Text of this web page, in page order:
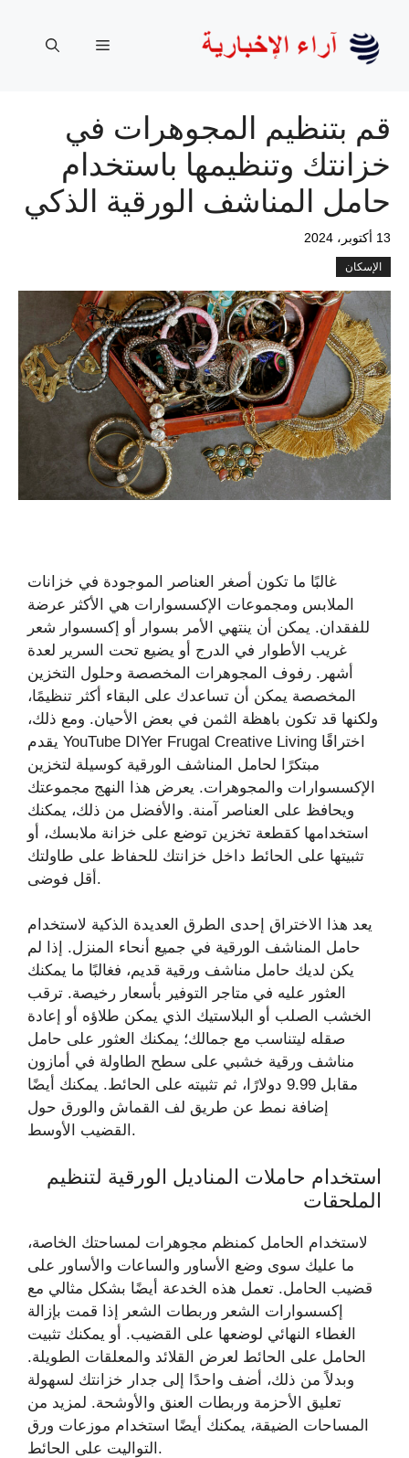
المحتوى
القائمة
قم بتنظيم المجوهرات في
خزانتك وتنظيمها باستخدام
حامل المناشف الورقية الذكي
13 أكتوبر، 2024
الإسكان
غالبًا ما تكون أصغر العناصر الموجودة في خزانات
الملابس ومجموعات الإكسسوارات هي الأكثر عرضة
للفقدان. يمكن أن ينتهي الأمر بسوار أو إكسسوار شعر
غريب الأطوار في الدرج أو يضيع تحت السرير لعدة
أشهر. رفوف المجوهرات المخصصة وحلول التخزين
المخصصة يمكن أن تساعدك على البقاء أكثر تنظيمًا،
ولكنها قد تكون باهظة الثمن في بعض الأحيان. ومع ذلك،
يقدم YouTube DIYer Frugal Creative Living اختراقًا
مبتكرًا لحامل المناشف الورقية كوسيلة لتخزين
الإكسسوارات والمجوهرات. يعرض هذا النهج مجموعتك
ويحافظ على العناصر آمنة. والأفضل من ذلك، يمكنك
استخدامها كقطعة تخزين توضع على خزانة ملابسك، أو
تثبيتها على الحائط داخل خزانتك للحفاظ على طاولتك
أقل فوضى.
يعد هذا الاختراق إحدى الطرق العديدة الذكية لاستخدام
حامل المناشف الورقية في جميع أنحاء المنزل. إذا لم
يكن لديك حامل مناشف ورقية قديم، فغالبًا ما يمكنك
العثور عليه في متاجر التوفير بأسعار رخيصة. ترقب
الخشب الصلب أو البلاستيك الذي يمكن طلاؤه أو إعادة
صقله ليتناسب مع جمالك؛ يمكنك العثور على حامل
مناشف ورقية خشبي على سطح الطاولة في أمازون
مقابل 9.99 دولارًا، ثم تثبيته على الحائط. يمكنك أيضًا
إضافة نمط عن طريق لف القماش والورق حول
القضيب الأوسط.
استخدام حاملات المناديل الورقية لتنظيم
الملحقات
لاستخدام الحامل كمنظم مجوهرات لمساحتك الخاصة،
ما عليك سوى وضع الأساور والساعات والأساور على
قضيب الحامل. تعمل هذه الخدعة أيضًا بشكل مثالي مع
إكسسوارات الشعر وربطات الشعر إذا قمت بإزالة
الغطاء النهائي لوضعها على القضيب. أو يمكنك تثبيت
الحامل على الحائط لعرض القلائد والمعلقات الطويلة.
وبدلاً من ذلك، أضف واحدًا إلى جدار خزانتك لسهولة
تعليق الأحزمة وربطات العنق والأوشحة. لمزيد من
المساحات الضيقة، يمكنك أيضًا استخدام موزعات ورق
التواليت على الحائط.